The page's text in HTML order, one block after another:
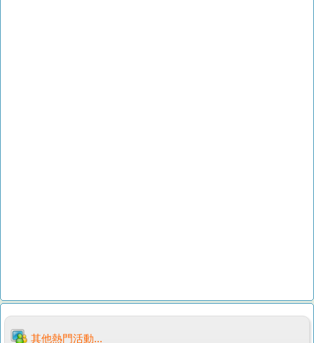
其他熱門活動...